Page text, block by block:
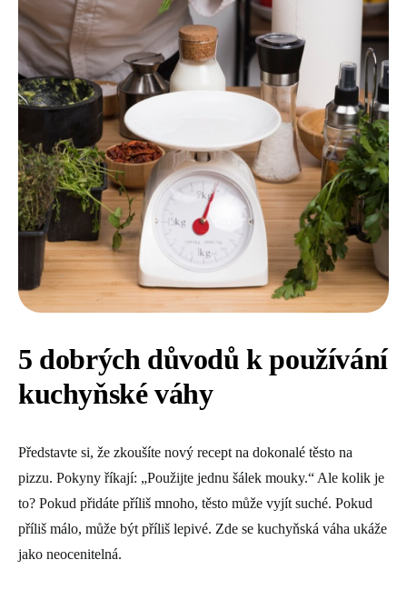
5 dobrých důvodů k používání
kuchyňské váhy
Představte si, že zkoušíte nový recept na dokonalé těsto na
pizzu. Pokyny říkají: „Použijte jednu šálek mouky.“ Ale kolik je
to? Pokud přidáte příliš mnoho, těsto může vyjít suché. Pokud
příliš málo, může být příliš lepivé. Zde se kuchyňská váha ukáže
jako neocenitelná.